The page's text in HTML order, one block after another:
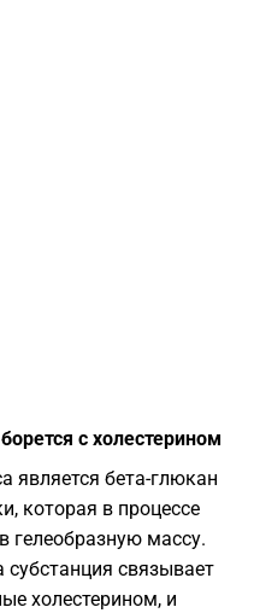
с холестерином
является бета-глюкан
которая в процессе
гелеобразную массу.
субстанция связывает
холестерином, и